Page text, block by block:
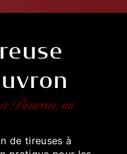
Bouvron, un
de tireuses à